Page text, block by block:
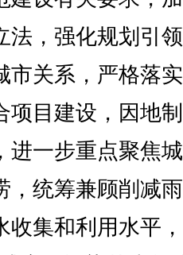
法，强化规划引
市关系，严格落
项目建设，因地
进一步重点聚焦
，统筹兼顾削减
收集和利用水平